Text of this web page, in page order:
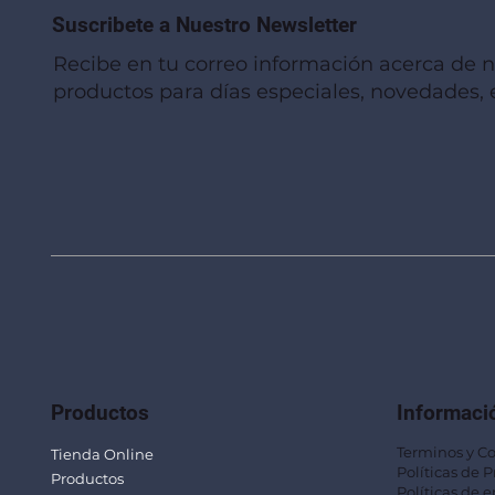
Suscribete a Nuestro Newsletter
Recibe en tu correo información acerca de
productos para días especiales, novedades,
Productos
Tienda Online
Productos
Terminos y
Políticas de